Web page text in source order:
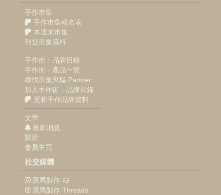
手作市集
手作市集報名表
本週末市集
刊登市集資料
手作街：品牌目錄
手作街：產品一覽
尋找市集夾檔 Partner
加入手作街：品牌目錄
更新手作品牌資料
文章
最新消息
關於
會員主頁
社交媒體
斑馬製作 IG
斑馬製作 Threads